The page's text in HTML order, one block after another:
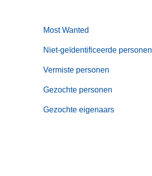
Most Wanted
Niet-geïdentificeerde personen
Vermiste personen
Gezochte personen
Gezochte eigenaars